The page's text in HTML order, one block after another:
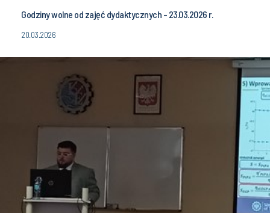
Godziny wolne od zajęć dydaktycznych - 23.03.2026 r.
20.03.2026